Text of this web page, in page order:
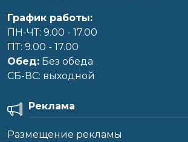
График работы:
ПН-ЧТ: 9.00 - 17.00
ПТ: 9.00 - 17.00
Обед: Без обеда
CБ-ВС: выходной
Реклама
Размещение рекламы